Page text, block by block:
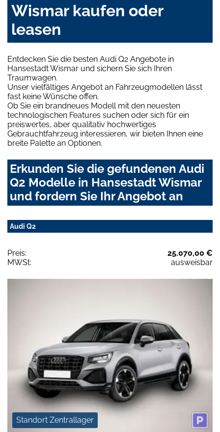
Wismar kaufen oder
leasen
Entdecken Sie die besten Audi Q2 Angebote in
Hansestadt Wismar und sichern Sie sich Ihren
Traumwagen.
Unser vielfältiges Angebot an Fahrzeugmodellen lässt
fast keine Wünsche offen.
Ob Sie ein brandneues Modell mit den neuesten
technologischen Features suchen oder sich für ein
preiswertes, aber qualitativ hochwertiges
Gebrauchtfahrzeug interessieren, wir bieten Ihnen eine
breite Palette an Optionen.
Erkunden Sie die gefundenen Audi
Q2 Modelle in Hansestadt Wismar
und fordern Sie Ihr Angebot an
Audi Q2
Preis:
25.070,00 €
MWSt:
ausweisbar
Standort Zentrallager